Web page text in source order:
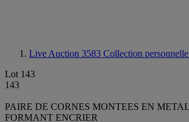
Live Auction 3583 Collection
Lot 143
143
PAIRE DE CORNES MONTEES EN
FORMANT ENCRIER